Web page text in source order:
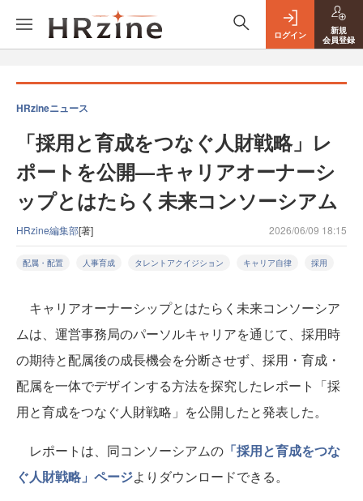
ログイン
新規
会員登録
HRzineニュース
「採用と育成をつなぐ人財戦略」レ
ポートを公開—キャリアオーナーシ
ップとはたらく未来コンソーシアム
HRzine編集部[著] 2026/06/09 18:15
配属・配置 人事育成 タレントアクイジション キャリア自律 採用
キャリアオーナーシップとはたらく未来コンソーシア
ムは、運営事務局のパーソルキャリアを通じて、採用時
の期待と配属後の成長機会を分断させず、採用・育成・
配属を一体でデザインする方法を探究したレポート「採
用と育成をつなぐ人財戦略」を公開したと発表した。
レポートは、同コンソーシアムの 「採用と育成をつな
ぐ人財戦略」ページよりダウンロードできる。